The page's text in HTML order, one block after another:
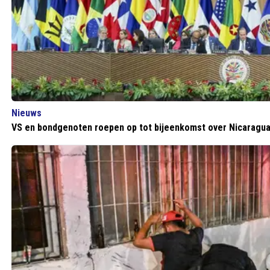
Nieuws
VS en bondgenoten roepen op tot bijeenkomst over Nicaragua